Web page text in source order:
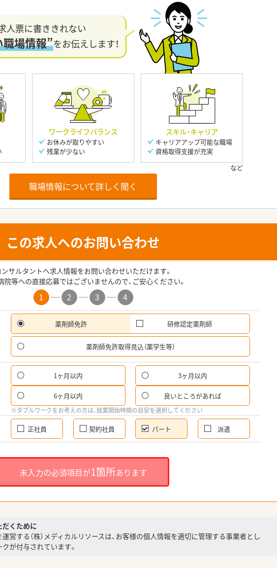
人票に書ききれない
場情報”をお伝えします！
ワークライフバランス
お休みが取りやすい
残業が少ない
スキル・キャリア
キャリアアップ可能な職場
資格取得支援が充実
職場情報について詳しく聞く
この求人へのお問い合わせ
ンサルタントへ求人情報をお問い合わせいただけます。
院等への直接応募ではございませんので、ご安心ください。
1 2 3 4
薬剤師免許 研修認定薬剤師
薬剤師免許取得見込（薬学生等）
1ヶ月以内 3ヶ月以内
6ヶ月以内 良いところがあれば
※ダブルワークをお考えの方は、就業開始時期の目安を選択してください
正社員 契約社員 パート 派遣
未入力の必須項目が1箇所あります
くために
営する（株）メディカルリソースは、お客様の個人情報を適切に管理する事業者とし
が付与されています。